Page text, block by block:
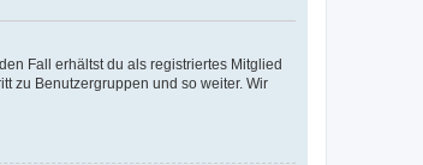
Fall erhältst du als registriertes Mitglied
zu Benutzergruppen und so weiter. Wir